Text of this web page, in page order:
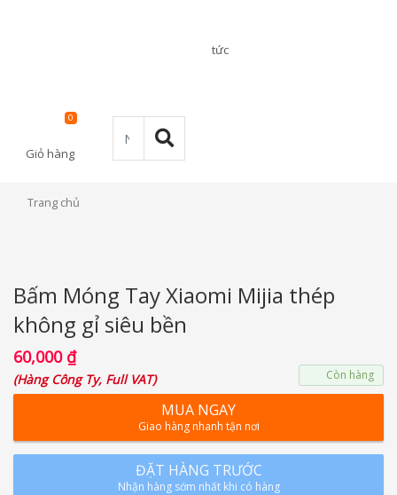
tức
Giỏ hàng
0
Trang chủ
Bấm Móng Tay Xiaomi Mijia thép
không gỉ siêu bền
60,000 ₫
(Hàng Công Ty, Full VAT) Còn hàng
MUA NGAY
Giao hàng nhanh tận nơi
ĐẶT HÀNG TRƯỚC
Nhận hàng sớm nhất khi có hàng